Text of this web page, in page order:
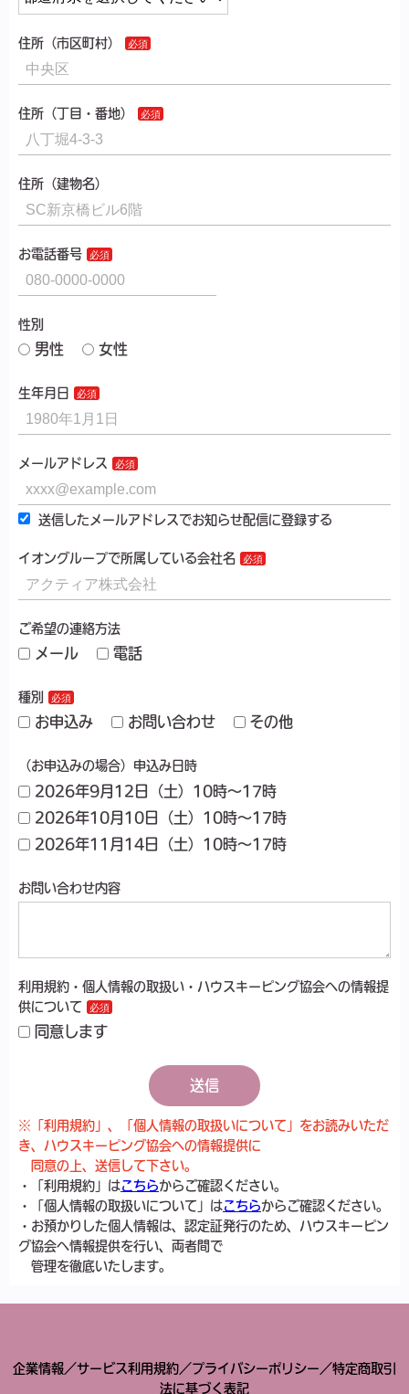
住所（市区町村）
住所（丁目・番地）
住所（建物名）
お電話番号
性別
男性 女性
生年月日
メールアドレス
送信したメールアドレスでお知らせ配信に登録する
イオングループで所属している会社名
ご希望の連絡方法
メール 電話
種別
お申込み お問い合わせ その他
（お申込みの場合）申込み日時
2026年9月12日（土）10時～17時
2026年10月10日（土）10時～17時
2026年11月14日（土）10時～17時
お問い合わせ内容
利用規約・個人情報の取扱い・ハウスキーピング協会への情報提
供について
同意します
送信
※「利用規約」、「個人情報の取扱いについて」をお読みいただ
き、ハウスキーピング協会への情報提供に
同意の上、送信して下さい。
・「利用規約」はこちらからご確認ください。
・「個人情報の取扱いについて」はこちらからご確認ください。
・お預かりした個人情報は、認定証発行のため、ハウスキーピン
グ協会へ情報提供を行い、両者間で
管理を徹底いたします。
企業情報 ／サービス利用規約 ／プライバシーポリシー ／特定商取引
法に基づく表記